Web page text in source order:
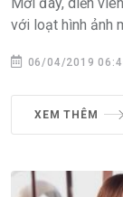
với loạt hình ảnh
06/04/2019
XEM THÊM